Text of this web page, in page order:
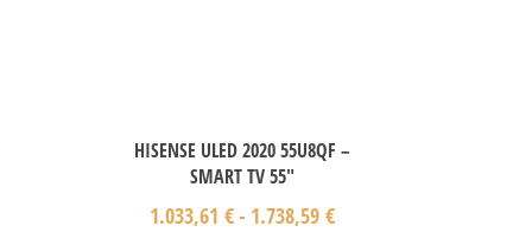
HISENSE ULED 2020 55U8QF –
SMART TV 55″
1.033,61€- 1.738,59€